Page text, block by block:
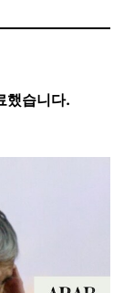
했습니다.